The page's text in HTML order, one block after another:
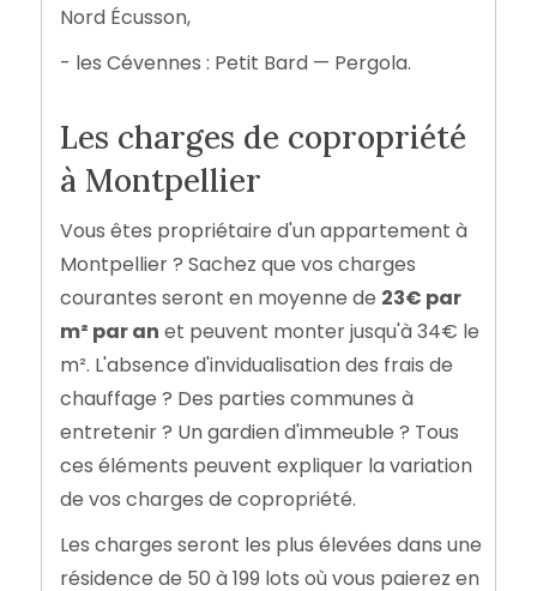
Nord Écusson,
- les Cévennes : Petit Bard — Pergola.
Les charges de copropriété
à Montpellier
Vous êtes propriétaire d'un appartement à
Montpellier ? Sachez que vos charges
courantes seront en moyenne de 23€ par
m² par an et peuvent monter jusqu'à 34€ le
m². L'absence d'invidualisation des frais de
chauffage ? Des parties communes à
entretenir ? Un gardien d'immeuble ? Tous
ces éléments peuvent expliquer la variation
de vos charges de copropriété.
Les charges seront les plus élevées dans une
résidence de 50 à 199 lots où vous paierez en